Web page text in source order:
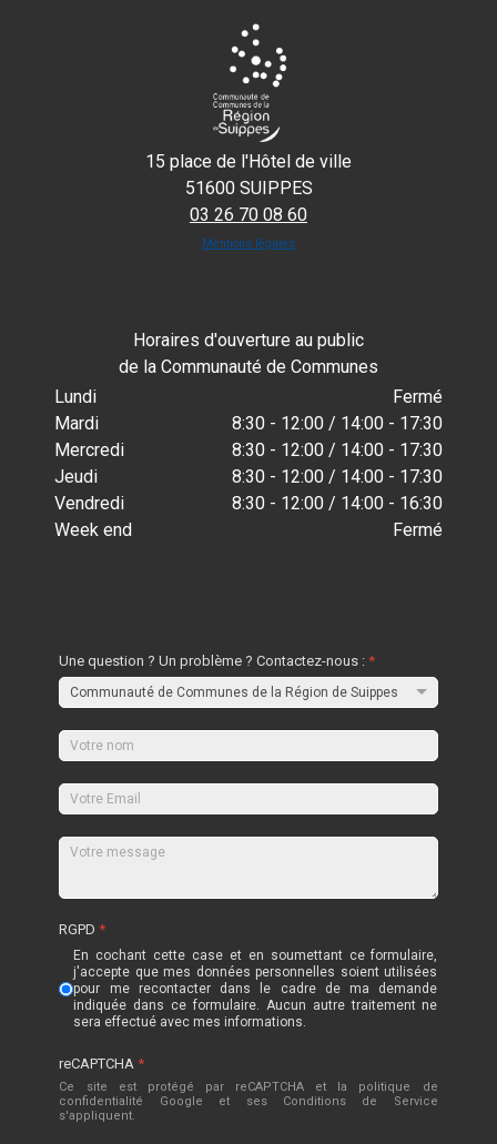
15 place de l'Hôtel de ville
51600 SUIPPES
03 26 70 08 60
Mentions légales
Horaires d'ouverture au public
de la Communauté de Communes
Lundi
Fermé
Mardi
8:30 - 12:00 / 14:00 - 17:30
Mercredi
8:30 - 12:00 / 14:00 - 17:30
Jeudi
8:30 - 12:00 / 14:00 - 17:30
Vendredi
8:30 - 12:00 / 14:00 - 16:30
Week end
Fermé
Une question ? Un problème ? Contactez-nous :*
RGPD*
En cochant cette case et en soumettant ce formulaire,
j'accepte que mes données personnelles soient utilisées
pour me recontacter dans le cadre de ma demande
indiquée dans ce formulaire. Aucun autre traitement ne
sera effectué avec mes informations.
reCAPTCHA*
Ce site est protégé par reCAPTCHA et la politique de
confidentialité Google et
ses Conditions de Service
s'appliquent.